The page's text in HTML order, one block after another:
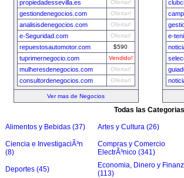
propiedadessevilla.es Ofertar!
gestiondenegocios.com Ofertar!
analisisdenegocios.com Ofertar!
e-Seguridad.com Ofertar!
repuestosautomotor.com $590
tuprimernegocio.com Vendido!
mulheresdenegocios.com Ofertar!
consultordenegocios.com Ofertar!
Ver mas de Negocios
e-
Todas las Categorias
Alimentos y Bebidas (37) Artes y Cultura (26)
Ciencia e InvestigaciÃ³n
(8)
Compras y Comercio
ElectrÃ³nico (341)
Deportes (45)
Economia, Dinero y
(113)